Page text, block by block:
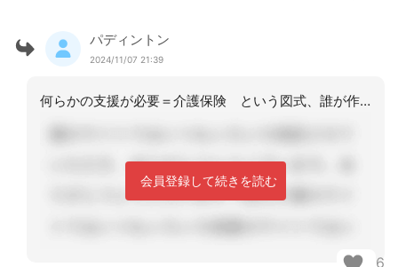
パディントン
2024/11/07 21:39
何らかの支援が必要＝介護保険 という図式、誰が作ったのでしょうね。利用者自己負担
会員登録して続きを読む
6